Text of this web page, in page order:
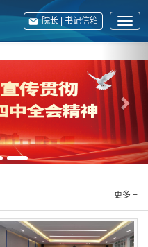
院长 | 书记信箱
展
单
一
张
更多 +